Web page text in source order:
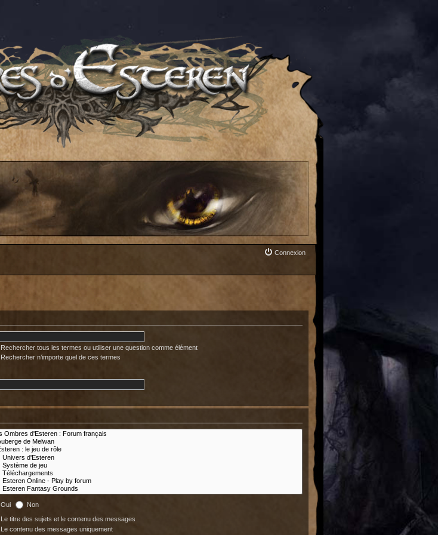
Connexion
Rechercher tous les termes ou utiliser une question comme élément
Rechercher n’importe quel de ces termes
Oui Non
Le titre des sujets et le contenu des messages
Le contenu des messages uniquement